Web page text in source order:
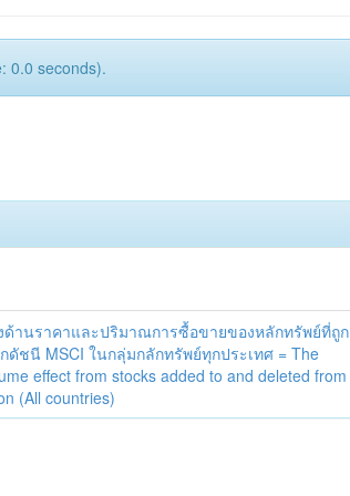
0.0 seconds).
ด้านราคาและปริมาณการซื้อขายของหลักทรัพย์ที่ถูก
ดัชนี MSCI ในกลุ่มกลักทรัพย์ทุกประเทศ = The
effect from stocks added to and deleted from
(All countries)